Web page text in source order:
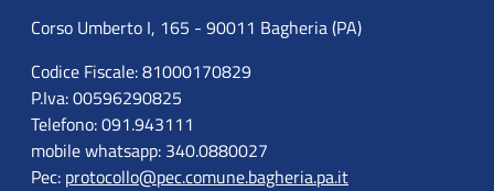
Corso Umberto I, 165 - 90011 Bagheria (PA)
Codice Fiscale: 81000170829
P.Iva: 00596290825
Telefono: 091.943111
mobile whatsapp: 340.0880027
Pec: protocollo@pec.comune.bagheria.pa.it